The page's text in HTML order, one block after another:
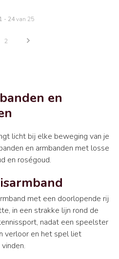
1 - 24van 25
2
en
licht bij elke beweging van je
en armbanden met losse
en roségoud.
met een doorlopende rij
in een strakke lijn rond de
nadat een speelster
verloor en het spel liet